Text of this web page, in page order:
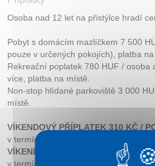
Osoba nad 12 let na přistýlce hradí
Pobyt s domácím mazlíčkem 7 500
pouze v určených pokojích), platba
Rekreační poplatek 780 HUF / osoba
více, platba na místě.
Non-stop hlídané parkoviště 3 000
místě.
VÍKENDOVÝ PŘÍPLATEK 310 KČ /
v termínech 28.09. – 23.10.2025 a
VÍKENDOVÝ PŘÍPLATEK 500 KČ /
v termínech 09.06. – 28.09.2025.